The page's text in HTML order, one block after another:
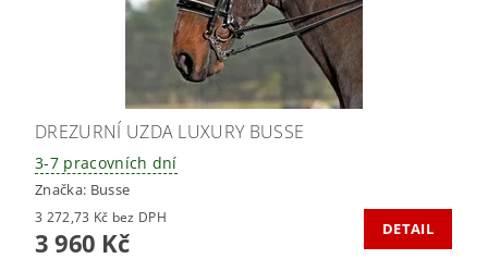
DREZURNÍ UZDA LUXURY BUSSE
3-7 pracovních dní
Značka: Busse
3 272,73 Kč bez DPH
3 960 Kč DETAIL